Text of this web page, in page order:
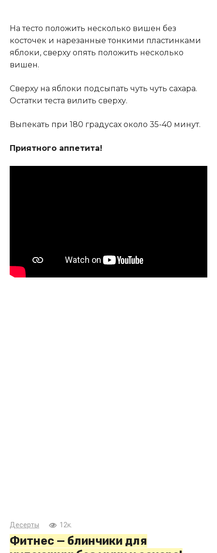
На тесто положить несколько вишен без
косточек и нарезанные тонкими пластинками
яблоки, сверху опять положить несколько
вишен.
Сверху на яблоки подсыпать чуть чуть сахара.
Остатки теста вилить сверху.
Выпекать при 180 градусах около 35-40 минут.
Приятного аппетита!
Десерты 12к.
Фитнес — блинчики для